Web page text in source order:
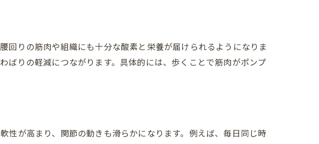
回りの筋肉や組織にも十分な酸素と栄養が届けられるようになりま
ばりの軽減につながります。具体的には、歩くことで筋肉がポンプ
性が高まり、関節の動きも滑らかになります。例えば、毎日同じ時